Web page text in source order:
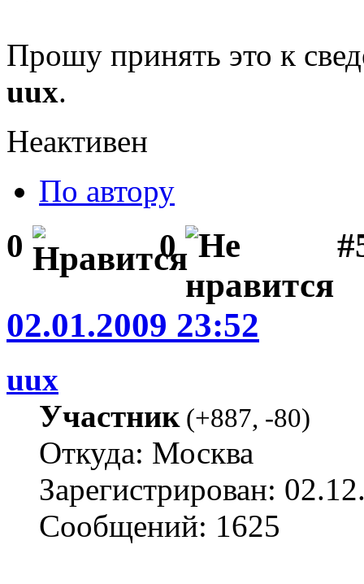
Прошу принять это к
uux.
Неактивен
По автору
0 0
02.01.2009 23:52
uux
Участник(+887, -80)
Откуда: Москва
Зарегистрирован:
Сообщений: 1625